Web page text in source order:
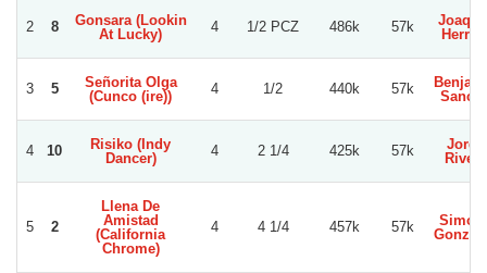
2 8
Gonsara (Lookin
At Lucky)
4 1/2 PCZ 486k 57k
3 5
Señorita Olga
(Cunco (ire))
4 1/2 440k 57k
4 10
Risiko (Indy
Dancer)
4 2 1/4 425k 57k
Jorge
Rivera
5 2
Llena De
Amistad
(California
Chrome)
4 4 1/4 457k 57k